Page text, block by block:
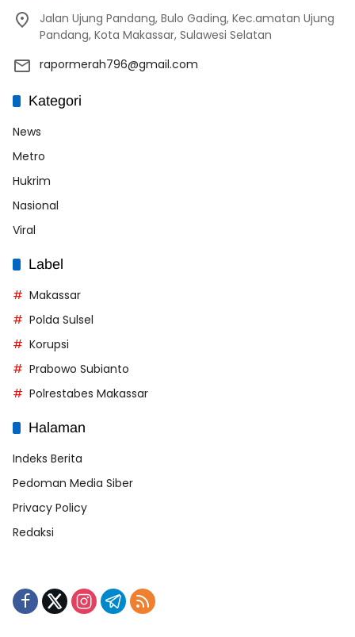
Jalan Ujung Pandang, Bulo Gading, Kec.amatan Ujung
Pandang, Kota Makassar, Sulawesi Selatan
rapormerah796@gmail.com
Kategori
News
Metro
Hukrim
Nasional
Viral
Label
Makassar
Polda Sulsel
Korupsi
Prabowo Subianto
Polrestabes Makassar
Halaman
Indeks Berita
Pedoman Media Siber
Privacy Policy
Redaksi